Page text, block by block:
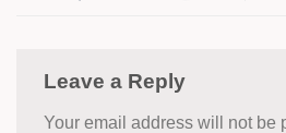
Leave a Reply
Your email address will not be